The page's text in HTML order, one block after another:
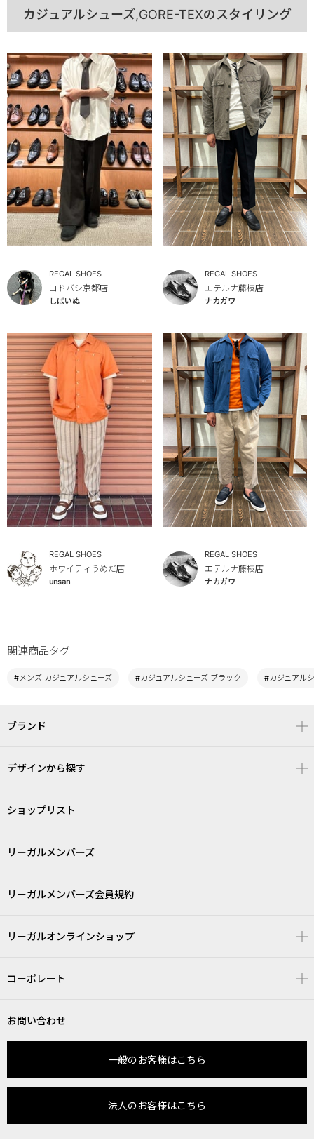
カジュアルシューズ,GORE-TEXのスタイリング
REGAL SHOES
ヨドバシ京都店
しばいぬ
REGAL SHOES
エテルナ藤枝店
ナカガワ
REGAL SHOES
ホワイティうめだ店
unsan
REGAL SHOES
エテルナ藤枝店
ナカガワ
関連商品タグ
#メンズ カジュアルシューズ #カジュアルシューズ ブラック #カジュアル
ブランド
デザインから探す
ショップリスト
リーガルメンバーズ
リーガルメンバーズ会員規約
リーガルオンラインショップ
コーポレート
お問い合わせ
一般のお客様はこちら
法人のお客様はこちら